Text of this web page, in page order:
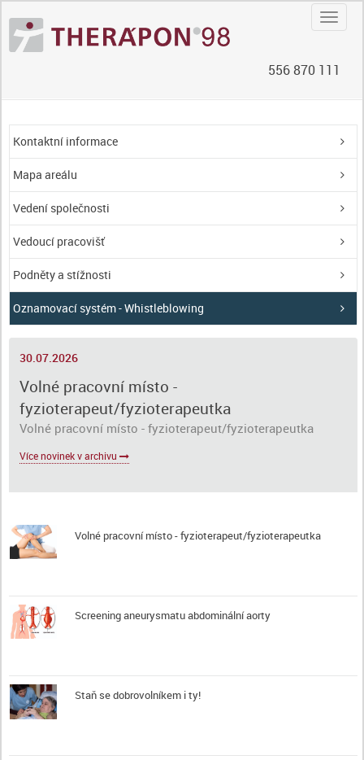
556 870 111
Kontaktní informace
Mapa areálu
Vedení společnosti
Vedoucí pracovišť
Podněty a stížnosti
Oznamovací systém - Whistleblowing
30.07.2026
Volné pracovní místo -
fyzioterapeut/fyzioterapeutka
Volné pracovní místo - fyzioterapeut/fyzioterapeutka
Více novinek v archivu
Volné pracovní místo - fyzioterapeut/fyzioterapeutka
Screening aneurysmatu abdominální aorty
Staň se dobrovolníkem i ty!